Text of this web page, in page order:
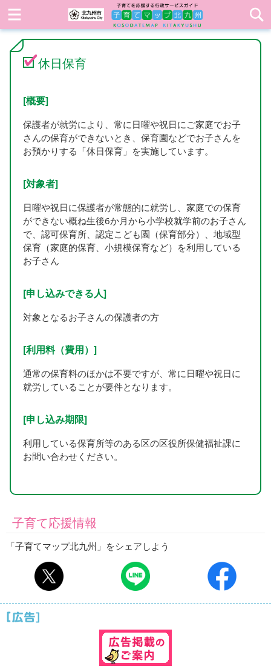
休日保育
[概要]
保護者が就労により、常に日曜や祝日にご家庭でお子
さんの保育ができないとき、保育園などでお子さんを
お預かりする「休日保育」を実施しています。
[対象者]
日曜や祝日に保護者が常態的に就労し、家庭での保育
ができない概ね生後6か月から小学校就学前のお子さん
で、認可保育所、認定こども園（保育部分）、地域型
保育（家庭的保育、小規模保育など）を利用している
お子さん
[申し込みできる人]
対象となるお子さんの保護者の方
[利用料（費用）]
通常の保育料のほかは不要ですが、常に日曜や祝日に
就労していることが要件となります。
[申し込み期限]
利用している保育所等のある区の区役所保健福祉課に
お問い合わせください。
子育て応援情報
「子育てマップ北九州」をシェアしよう